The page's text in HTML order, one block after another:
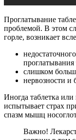
Проглатывание
проблемой. В этом
горле, возникает
проглатывания
слишком
нервозности и
Иногда таблетка или
испытывает страх
спазм мышц
Важно!